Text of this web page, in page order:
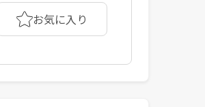
お気に入り